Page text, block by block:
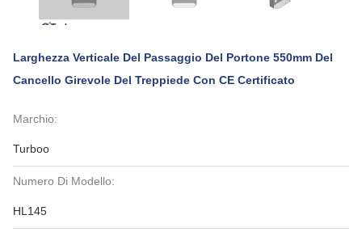
Larghezza Verticale Del Passaggio Del Portone 550mm Del
Cancello Girevole Del Treppiede Con CE Certificato
Marchio:
Turboo
Numero Di Modello:
HL145